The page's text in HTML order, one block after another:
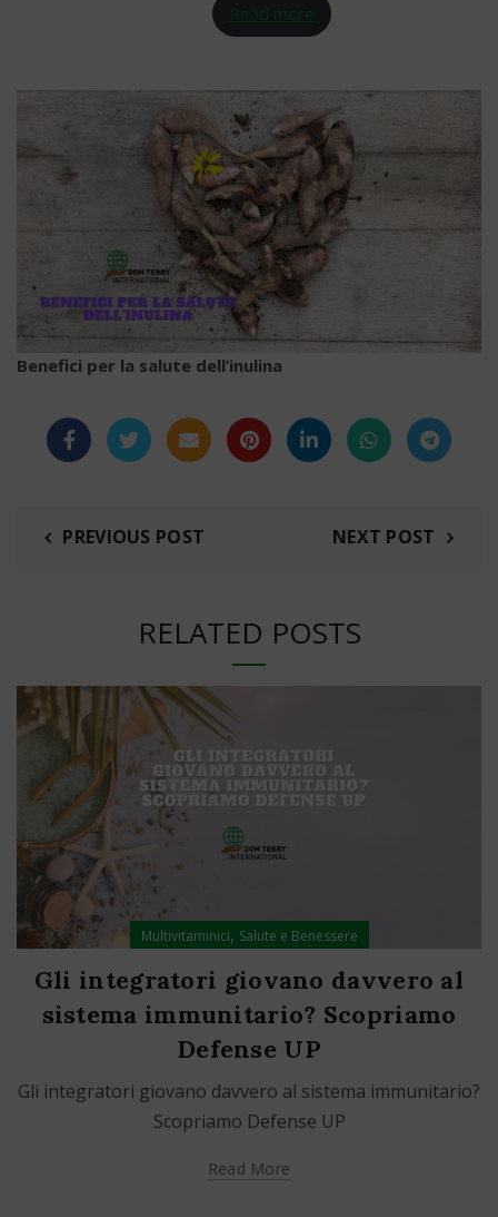
Read more
Benefici per la salute dell’inulina
PREVIOUS POST NEXT POST
RELATED POSTS
Multivitaminici, Salute e Benessere
Gli integratori giovano davvero al
sistema immunitario? Scopriamo
Defense UP
Gli integratori giovano davvero al sistema immunitario?
Scopriamo Defense UP
Read More